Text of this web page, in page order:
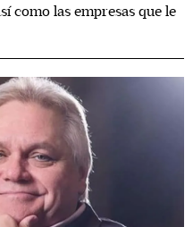
como las empresas que le